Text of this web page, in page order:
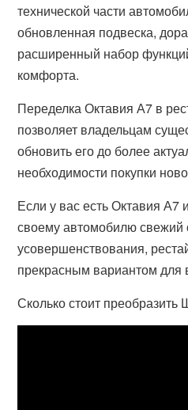
технической части
обновленная подвеска,
расширенный набор
комфорта.
Переделка Октавия А7 в
позволяет владельцам
обновить его до более
необходимости покупки
Если у вас есть Октавия А7
своему автомобилю свежий
усовершенствования,
прекрасным вариантом для
Сколько стоит преобразить